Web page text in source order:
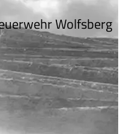
Wolfsberg